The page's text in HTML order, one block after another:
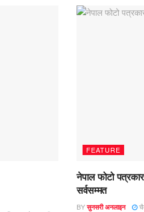
FEATURE
नेपाल फोटो
सर्वसम्मत
BY सुनसरी अनलाइन